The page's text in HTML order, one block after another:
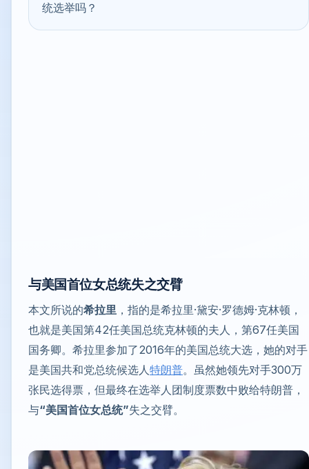
统选举吗？
与美国首位女总统失之交臂
本文所说的希拉里 ，指的是希拉里·黛安·罗德姆·克林顿，
也就是美国第42任美国总统克林顿的夫人，第67任美国
国务卿。希拉里参加了2016年的美国总统大选，她的对手
是美国共和党总统候选人 特朗普。虽然她领先对手300万
张民选得票，但最终在选举人团制度票数中败给特朗普，
与“美国首位女总统”失之交臂。